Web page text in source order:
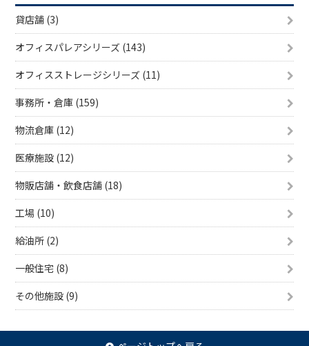
貸店舗 (3)
オフィスパレアシリーズ (143)
オフィスストレージシリーズ (11)
事務所・倉庫 (159)
物流倉庫 (12)
医療施設 (12)
物販店舗・飲食店舗 (18)
工場 (10)
給油所 (2)
一般住宅 (8)
その他施設 (9)